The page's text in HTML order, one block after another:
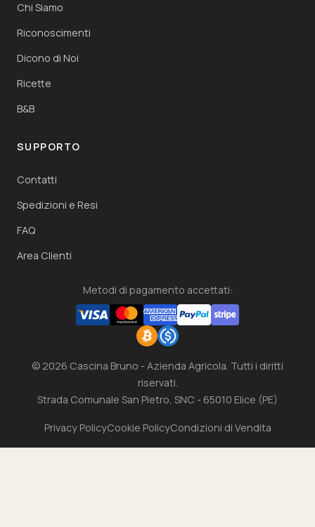
Chi Siamo
Riconoscimenti
Dicono di Noi
Ricette
B&B
SUPPORTO
Contatti
Spedizioni e Resi
FAQ
Area Clienti
Metodi di pagamento accettati:
© 2026 Cascina Bruno - Azienda Agricola. Tutti i diritti
riservati.
Strada Comunale San Pietro, SNC - 65010 Elice (PE)
Privacy PolicyCookie PolicyCondizioni di Vendita